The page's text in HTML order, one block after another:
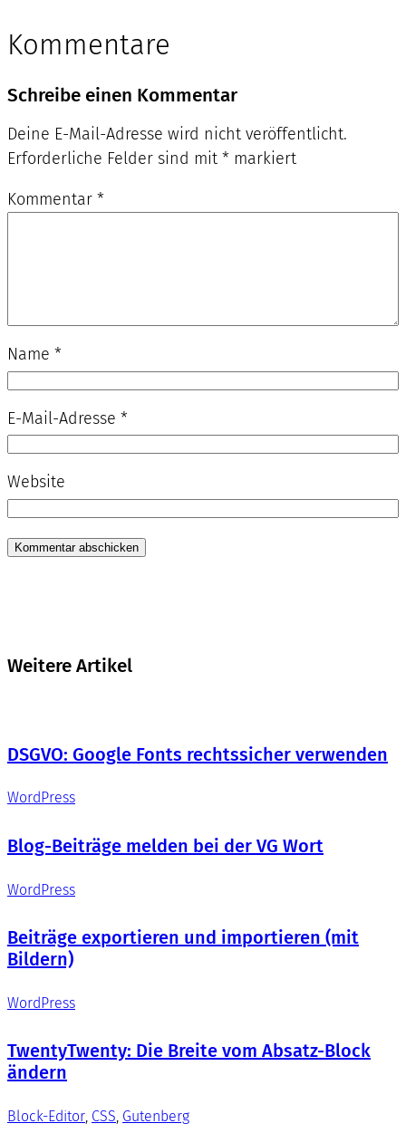
Kommentare
Schreibe einen Kommentar
Deine E-Mail-Adresse wird nicht veröffentlicht.
Erforderliche Felder sind mit * markiert
Kommentar *
Name *
E-Mail-Adresse *
Website
Weitere Artikel
DSGVO: Google Fonts rechtssicher verwenden
WordPress
Blog-Beiträge melden bei der VG Wort
WordPress
Beiträge exportieren und importieren (mit
Bildern)
WordPress
TwentyTwenty: Die Breite vom Absatz-Block
ändern
Block-Editor CSS Gutenberg